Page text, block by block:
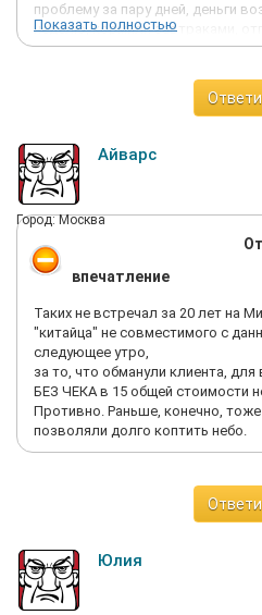
проблему за пару дней, деньги
неделю, кормили завтраками,
сервисцентр, может так и было,
важным!). В итоге, дали новый
черного, а золотого цвета, без
фирменный магазин samsung и
во всем от того, что покупал
Понимаю, что скупой платит
покупаю телефон через друзей в
а тут такое динамо!
ни времени.
В общем, Митинский радиорынок
обслуживанию опустился до
которых задача не продать, а
кого не интересуют.
Павильон № 109 MStore
109-ый больше не ногой и на
Показать полностью
Айварс
Город: Москва
впечатление
Таких не встречал за 20 лет на
"китайца" не совместимого с
следующее утро,
за то, что обманули клиента,
БЕЗ ЧЕКА в 15 общей стоимости
Противно. Раньше, конечно,
позволяли долго коптить небо.
Юлия